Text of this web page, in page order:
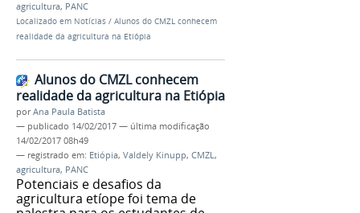
agricultura, PANC
Localizado em Notícias / Alunos do CMZL conhecem
realidade da agricultura na Etiópia
Alunos do CMZL conhecem
realidade da agricultura na Etiópia
porAna Paula Batista
— publicado 14/02/2017 — última modificação
14/02/2017 08h49
— registrado em: Etiópia, Valdely Kinupp, CMZL,
agricultura, PANC
Potenciais e desafios da
agricultura etíope foi tema de